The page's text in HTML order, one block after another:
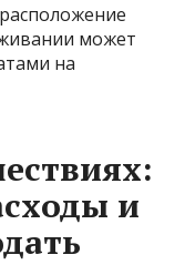
может
на
и